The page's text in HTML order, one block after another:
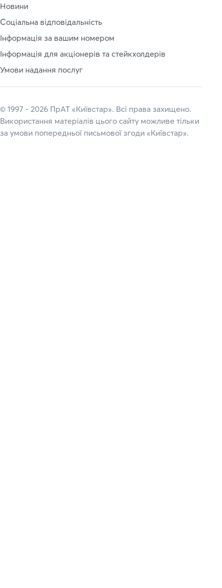
Новини
Соціальна відповідальність
Інформація за вашим номером
Інформація для акціонерів та стейкхолдерів
Умови надання послуг
© 1997 - 2026 ПрАТ «Київстар». Всі права захищено.
Використання матеріалів цього сайту можливе тільки
за умови попередньої письмової згоди «Київстар».